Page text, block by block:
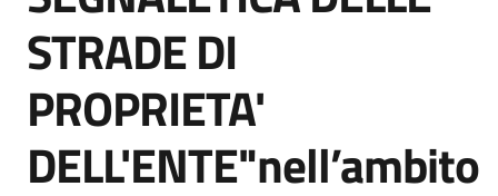
Seguici
su
STRADE DI
PROPRIETA'
DELL'ENTE"nell’ambito